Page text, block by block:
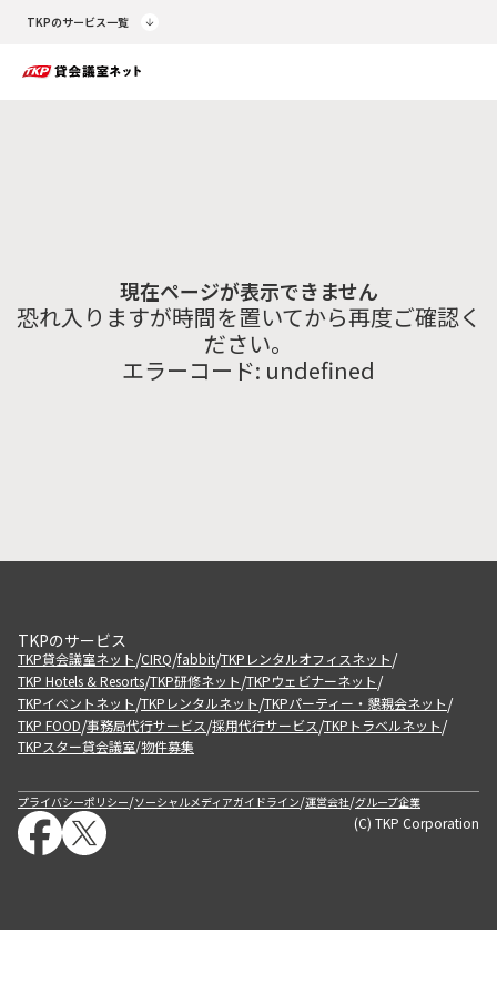
TKPのサービス一覧
現在ページが表示できません
恐れ入りますが時間を置いてから再度ご確認く
ださい。
エラーコード: undefined
TKPのサービス
TKP貸会議室ネット/CIRQ/fabbit/TKPレンタルオフィスネット/
TKP Hotels & Resorts/TKP研修ネット/TKPウェビナーネット/
TKPイベントネット/TKPレンタルネット/TKPパーティー・懇親会ネット/
TKP FOOD/事務局代行サービス/採用代行サービス/TKPトラベルネット/
TKPスター貸会議室/物件募集
プライバシーポリシー/ソーシャルメディアガイドライン/運営会社/グループ企業
(C) TKP Corporation